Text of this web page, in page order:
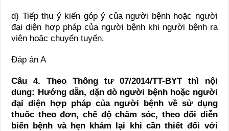
d) Tiếp thu ý kiến góp ý của người bệnh hoặc người
đại diện hợp pháp của người bệnh khi người bệnh ra
viện hoặc chuyển tuyến.
Đáp án A
Câu 4. Theo Thông tư 07/2014/TT-BYTthì nội
dung: Hướng dẫn, dặn dò người bệnh hoặc người
đại diện hợp pháp của người bệnh về sử dụng
thuốc theo đơn, chế độ chăm sóc, theo dõi diễn
biến bệnh và hẹn khám lại khi cần thiết đối với